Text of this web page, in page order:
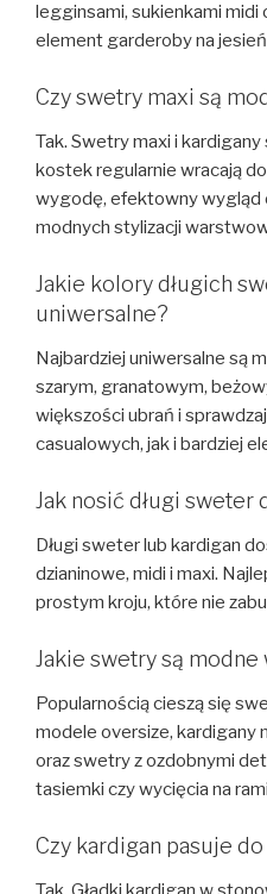
legginsami, sukienkami midi
element garderoby na
Czy swetry maxi są
Tak. Swetry maxi i
kostek regularnie wracają
wygodę, efektowny wygląd
modnych stylizacji
Jakie kolory długich
uniwersalne?
Najbardziej uniwersalne są
szarym, granatowym,
większości ubrań i
casualowych, jak i bardziej
Jak nosić długi sweter
Długi sweter lub kardigan
dzianinowe, midi i maxi.
prostym kroju, które nie
Jakie swetry są
Popularnością cieszą się
modele oversize, kardigany
oraz swetry z ozdobnymi
tasiemki czy wycięcia na
Czy kardigan pasuje